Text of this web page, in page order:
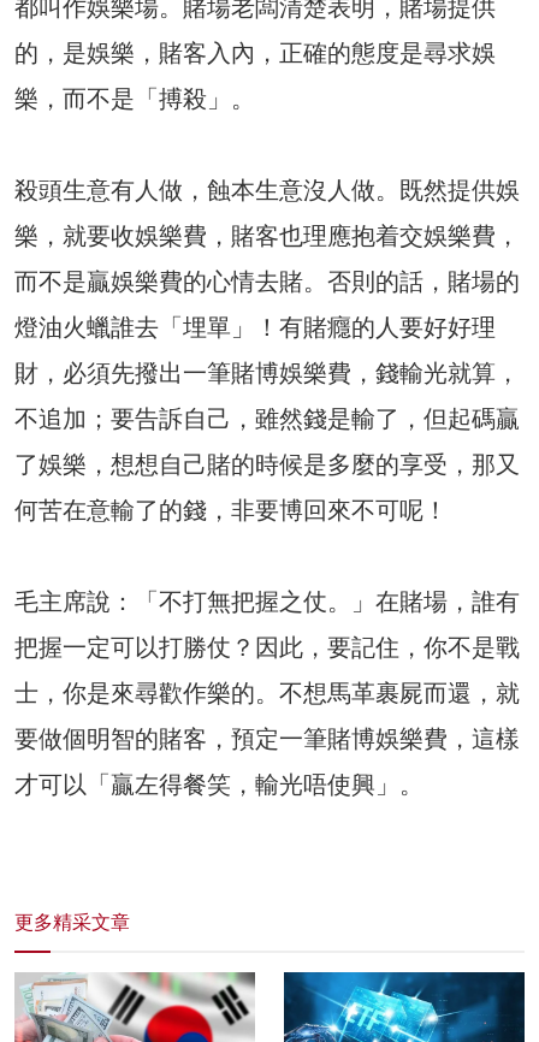
都叫作娛樂場。賭場老闆清楚表明，賭場提供
的，是娛樂，賭客入內，正確的態度是尋求娛
樂，而不是「搏殺」。
殺頭生意有人做，蝕本生意沒人做。既然提供娛
樂，就要收娛樂費，賭客也理應抱着交娛樂費，
而不是贏娛樂費的心情去賭。否則的話，賭場的
燈油火蠟誰去「埋單」！有賭癮的人要好好理
財，必須先撥出一筆賭博娛樂費，錢輸光就算，
不追加；要告訴自己，雖然錢是輸了，但起碼贏
了娛樂，想想自己賭的時候是多麼的享受，那又
何苦在意輸了的錢，非要博回來不可呢！
毛主席說：「不打無把握之仗。」在賭場，誰有
把握一定可以打勝仗？因此，要記住，你不是戰
士，你是來尋歡作樂的。不想馬革裹屍而還，就
要做個明智的賭客，預定一筆賭博娛樂費，這樣
才可以「贏左得餐笑，輸光唔使興」。
更多精采文章